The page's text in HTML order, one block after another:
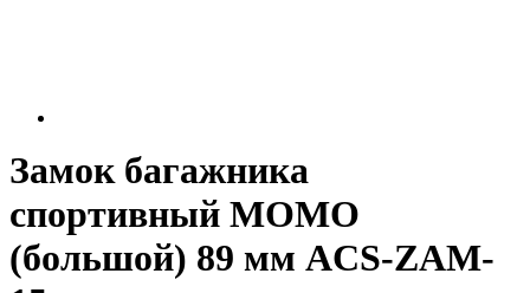
Замок багажника
спортивный MOMO
(большой) 89 мм ACS-ZAM-